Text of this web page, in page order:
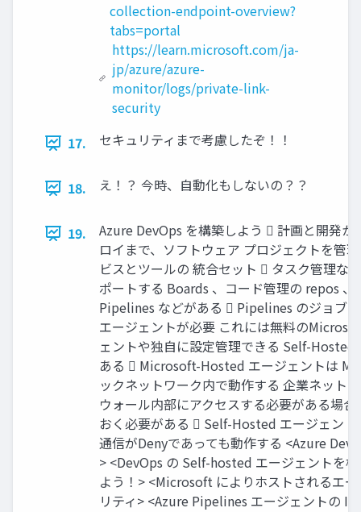
collection-endpoint-overview?
tabs=portal
https://learn.microsoft.com/ja-
jp/azure/azure-
monitor/logs/private-link-
security
17.
セキュリティまで考慮したぞ！！
18. え！？ 今時、自動化もしないの？？
19.
Azure DevOps を構築しよう  計画と開発か
ロイまで、ソフトウェア プロジェクトを管
ビスとツールの 統合セット  タスク管理な
ポートする Boards 、コード管理の repos 、
Pipelines などがある  Pipelines のジョブ
エージェントが必要 これには無料の
ェントや独自に設定管理できる Self-Hosted
ある  Microsoft-Hosted エージェントは
ックネットワーク内で動作する 企業ネット
ウォール内部にアクセスする必要がある場
おく必要がある  Self-Hosted エージェン
通信がDenyであっても動作する <Azure
> <DevOps の Self-hosted エージェントを
よう！> <Microsoft によりホストされるエ
リティ> <Azure Pipelines エージェントの IP